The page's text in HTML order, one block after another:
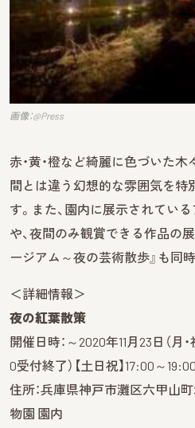
画像：@Press
赤・黄・橙など綺麗に色づいた
間とは違う幻想的な雰囲気を特
す。また、園内に展示されてい
や、夜間のみ観賞できる作品の
ージアム～夜の芸術散歩』も同
＜詳細情報＞
夜の紅葉散策
開催日時：～2020年11月23日（月・
0受付終了）【土日祝】17:00～
住所：兵庫県神戸市灘区六甲山
物園 園内